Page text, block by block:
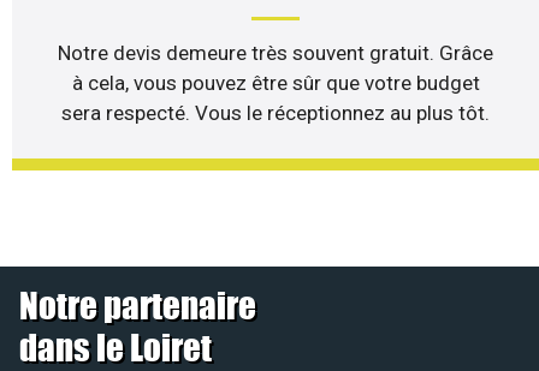
Notre devis demeure très souvent gratuit. Grâce
à cela, vous pouvez être sûr que votre budget
sera respecté. Vous le réceptionnez au plus tôt.
Notre partenaire
dans le Loiret